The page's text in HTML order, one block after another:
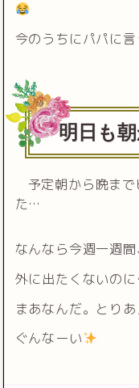
今のうちにパパに言
明日も
予定朝から晩ま
た…
なんなら今週一週
外に出たくないの
まあなんだ。とりあ
ぐんなーい